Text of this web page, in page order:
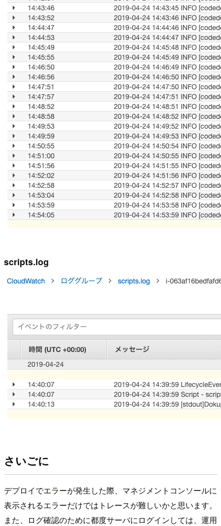
scripts.log
さいごに
デプロイでエラーが発生した際、マネジメントコンソールに
表示されるエラーだけではトレースが難しいかと思います。
また、ログ確認のために都度サーバにログインしては、運用